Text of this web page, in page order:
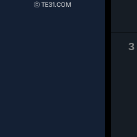
ⓒ TE31.COM
3